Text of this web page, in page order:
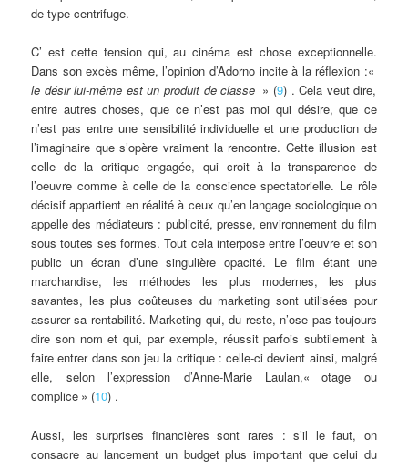
de type centrifuge.
C’ est cette tension qui, au cinéma est chose exceptionnelle.
Dans son excès même, l’opinion d’Adorno incite à la réflexion :«
le désir lui-même est un produit de classe » (9) . Cela veut dire,
entre autres choses, que ce n’est pas moi qui désire, que ce
n’est pas entre une sensibilité individuelle et une production de
l’imaginaire que s’opère vraiment la rencontre. Cette illusion est
celle de la critique engagée, qui croit à la transparence de
l’oeuvre comme à celle de la conscience spectatorielle. Le rôle
décisif appartient en réalité à ceux qu’en langage sociologique on
appelle des médiateurs : publicité, presse, environnement du film
sous toutes ses formes. Tout cela interpose entre l’oeuvre et son
public un écran d’une singulière opacité. Le film étant une
marchandise, les méthodes les plus modernes, les plus
savantes, les plus coûteuses du marketing sont utilisées pour
assurer sa rentabilité. Marketing qui, du reste, n’ose pas toujours
dire son nom et qui, par exemple, réussit parfois subtilement à
faire entrer dans son jeu la critique : celle-ci devient ainsi, malgré
elle, selon l’expression d’Anne-Marie Laulan,«
otage ou
complice » (10) .
Aussi, les surprises financières sont rares : s’il le faut, on
consacre au lancement un budget plus important que celui du